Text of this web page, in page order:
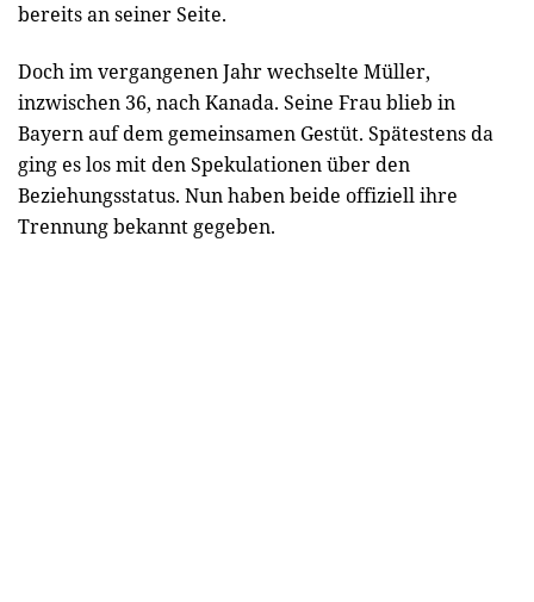
bereits an seiner Seite.
Doch im vergangenen Jahr wechselte Müller,
inzwischen 36, nach Kanada. Seine Frau blieb in
Bayern auf dem gemeinsamen Gestüt. Spätestens da
ging es los mit den Spekulationen über den
Beziehungsstatus. Nun haben beide offiziell ihre
Trennung bekannt gegeben.